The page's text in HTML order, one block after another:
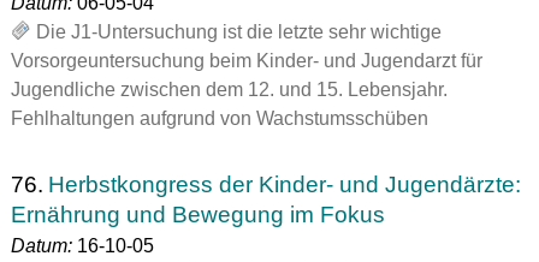
Die J1-Untersuchung ist die letzte sehr wichtige
Vorsorgeuntersuchung beim Kinder- und Jugendarzt für
Jugendliche zwischen dem 12. und 15. Lebensjahr.
Fehlhaltungen aufgrund von Wachstumsschüben
76. Herbstkongress der Kinder- und Jugendärzte:
Ernährung und Bewegung im Fokus
Datum:16-10-05